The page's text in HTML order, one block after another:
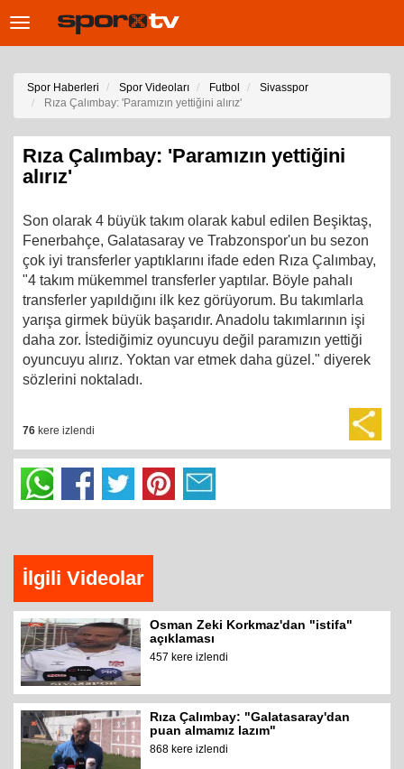
Toggle
Spor Haberleri Spor Videoları Futbol
Sivasspor
Rıza Çalımbay: 'Paramızın yettiğini alırız'
Rıza Çalımbay: 'Paramızın yettiğini
alırız'
Son olarak 4 büyük takım olarak kabul edilen Beşiktaş,
Fenerbahçe, Galatasaray ve Trabzonspor'un bu sezon
çok iyi transferler yaptıklarını ifade eden Rıza Çalımbay,
"4 takım mükemmel transferler yaptılar. Böyle pahalı
transferler yapıldığını ilk kez görüyorum. Bu takımlarla
yarışa girmek büyük başarıdır. Anadolu takımlarının işi
daha zor. İstediğimiz oyuncuyu değil paramızın yettiği
oyuncuyu alırız. Yoktan var etmek daha güzel." diyerek
sözlerini noktaladı.
76 kere izlendi
İlgili Videolar
Osman Zeki Korkmaz'dan "istifa"
açıklaması
457 kere izlendi
Rıza Çalımbay: "Galatasaray'dan
puan almamız lazım"
868 kere izlendi